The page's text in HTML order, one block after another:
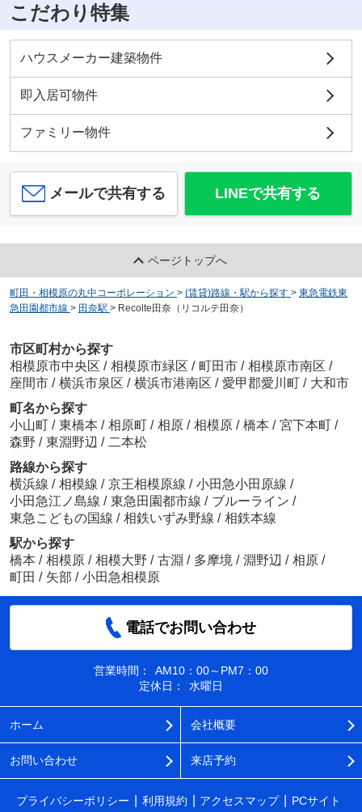
こだわり特集
ハウスメーカー建築物件
即入居可物件
ファミリー物件
メールで共有する LINEで共有する
ページトップへ
町田・相模原の丸中コーポレーション > (賃貸)路線・駅から探す > 東急電鉄東
急田園都市線 > 田奈駅 > Recolte田奈（リコルテ田奈）
市区町村から探す
相模原市中央区 / 相模原市緑区 / 町田市 / 相模原市南区 /
座間市 / 横浜市泉区 / 横浜市港南区 / 愛甲郡愛川町 / 大和市
町名から探す
小山町 / 東橋本 / 相原町 / 相原 / 相模原 / 橋本 / 宮下本町 /
森野 / 東淵野辺 / 二本松
路線から探す
横浜線 / 相模線 / 京王相模原線 / 小田急小田原線 /
小田急江ノ島線 / 東急田園都市線 / ブルーライン /
東急こどもの国線 / 相鉄いずみ野線 / 相鉄本線
駅から探す
橋本 / 相模原 / 相模大野 / 古淵 / 多摩境 / 淵野辺 / 相原 /
町田 / 矢部 / 小田急相模原
電話でお問い合わせ
営業時間：
AM10：00～PM7：00
定休日：
水曜日
ホーム 会社概要
お問い合わせ 来店予約
プライバシーポリシー 利用規約 アクセスマップ
PCサイト